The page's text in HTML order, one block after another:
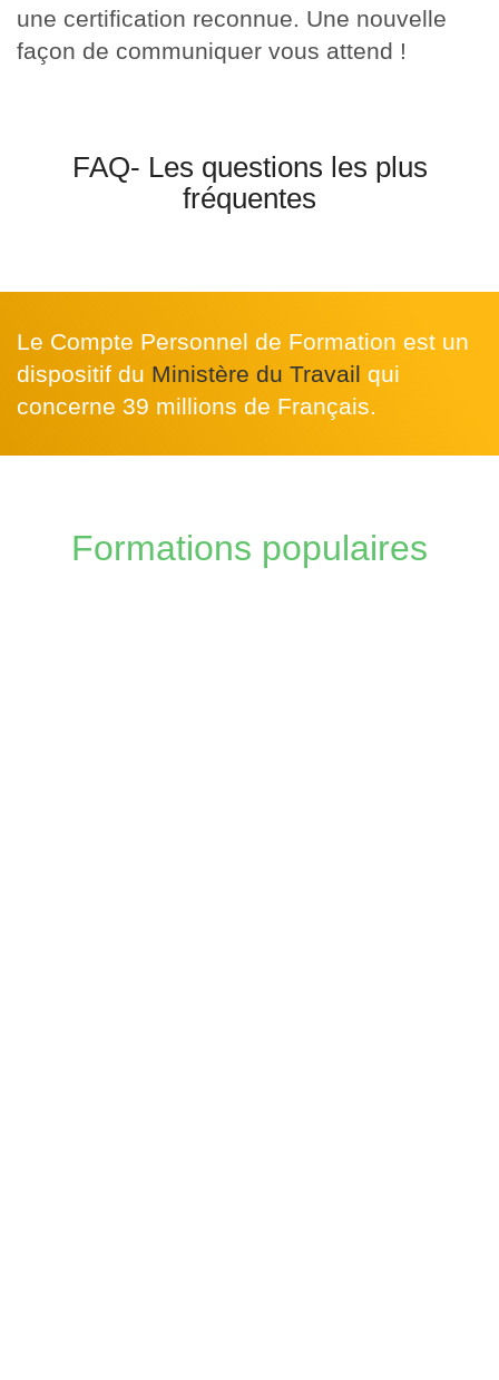
une certification reconnue. Une nouvelle
façon de communiquer vous attend !
FAQ- Les questions les plus
fréquentes
Le Compte Personnel de Formation est un
dispositif du Ministère du Travail qui
concerne 39 millions de Français.
Formations populaires